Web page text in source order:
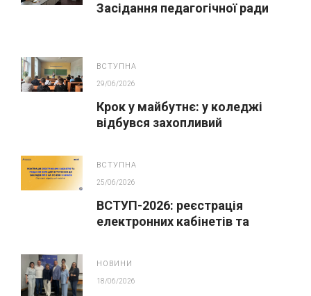
Засідання педагогічної ради
ВСТУПНА
29/06/2026
Крок у майбутнє: у коледжі
відбувся захопливий
ВСТУПНА
25/06/2026
ВСТУП-2026: реєстрація
електронних кабінетів та
НОВИНИ
18/06/2026